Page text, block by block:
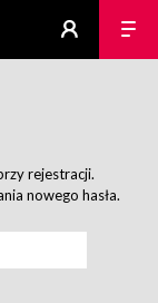
rejestracji.
nowego hasła.